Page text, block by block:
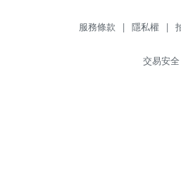
服務條款 | 隱私權 |
交易安全